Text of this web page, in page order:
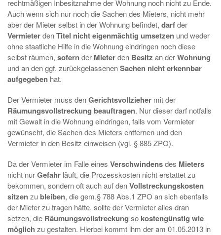
rechtmäßigen Inbesitznahme der Wohnung noch nicht zu Ende.
Auch wenn sich nur noch die Sachen des Mieters, nicht mehr
aber der Mieter selbst in der Wohnung befindet, darfder
VermieterdenTitel nicht eigenmächtig umsetzen und weder
ohne staatliche Hilfe in die Wohnung eindringen noch diese
selbst räumen, sofernder Mieterden Besitz an derWohnung
und an den ggf. zurückgelassenenSachen nicht erkennbar
aufgegeben hat.
Der Vermieter muss denGerichtsvollzieher mit der
Räumungsvollstreckung beauftragen. Nur dieser darf notfalls
mit Gewalt in die Wohnung eindringen, falls vom Vermieter
gewünscht, die Sachen des Mieters entfernen und den
Vermieter in den Besitz einweisen (vgl. § 885 ZPO).
Da der Vermieter im Falle eines Verschwindensdes Mieters
nicht nurGefahr läuft, die Prozesskosten nicht erstattet zu
bekommen, sondern oft auch auf denVollstreckungskosten
sitzenzu bleiben, die gem.§ 788 Abs.1 ZPO an sich ebenfalls
der Mieter zu tragen hätte, sollte der Vermieter alles dran
setzen, die Räumungsvollstreckung so kostengünstig wie
möglich zu gestalten. Hierbei kommt ihm der am 01.05.2013 in